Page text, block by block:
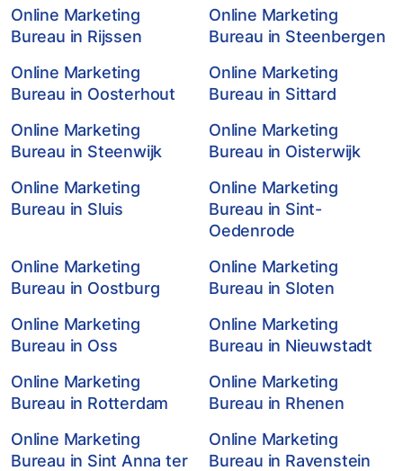
Online Marketing
Bureau in Rijssen
Online Marketing
Bureau in Steenbergen
Online Marketing
Bureau in Oosterhout
Online Marketing
Bureau in Sittard
Online Marketing
Bureau in Steenwijk
Online Marketing
Bureau in Oisterwijk
Online Marketing
Bureau in Sluis
Online Marketing
Bureau in Sint-
Oedenrode
Online Marketing
Bureau in Oostburg
Online Marketing
Bureau in Sloten
Online Marketing
Bureau in Oss
Online Marketing
Bureau in Nieuwstadt
Online Marketing
Bureau in Rotterdam
Online Marketing
Bureau in Rhenen
Online Marketing
Bureau in Sint Anna ter
Online Marketing
Bureau in Ravenstein